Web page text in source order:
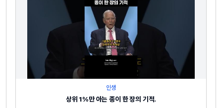
인생
상위 1%만 아는 종이 한 장의 기적.